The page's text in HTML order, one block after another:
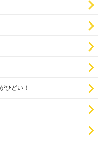
ひどい！